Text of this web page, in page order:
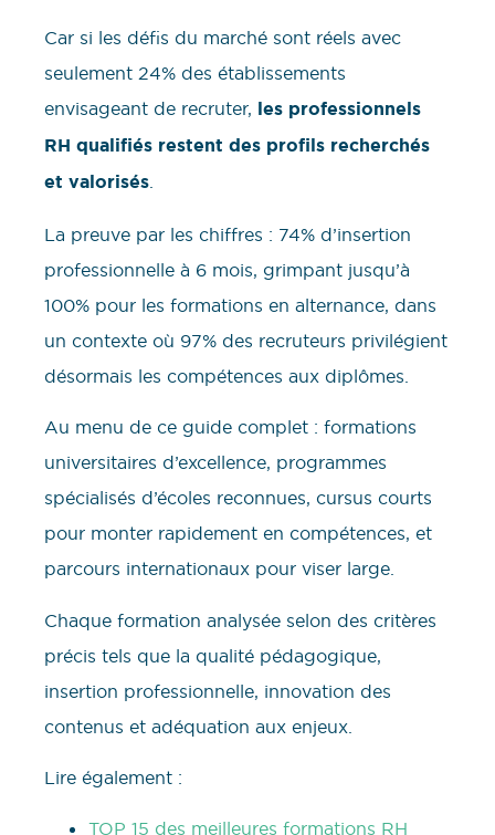
Car si les défis du marché sont réels avec
seulement 24% des établissements
envisageant de recruter, les professionnels
RH qualifiés restent des profils recherchés
et valorisés.
La preuve par les chiffres : 74% d’insertion
professionnelle à 6 mois, grimpant jusqu’à
100% pour les formations en alternance, dans
un contexte où 97% des recruteurs privilégient
désormais les compétences aux diplômes.
Au menu de ce guide complet : formations
universitaires d’excellence, programmes
spécialisés d’écoles reconnues, cursus courts
pour monter rapidement en compétences, et
parcours internationaux pour viser large.
Chaque formation analysée selon des critères
précis tels que la qualité pédagogique,
insertion professionnelle, innovation des
contenus et adéquation aux enjeux.
Lire également :
TOP 15 des meilleures formations RH